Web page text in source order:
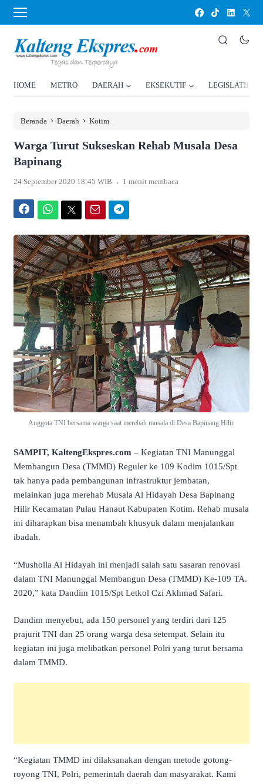
HOME METRO DAERAH EKSEKUTIF LEGISLATIF
Beranda › Daerah › Kotim
Warga Turut Sukseskan Rehab Musala Desa
Bapinang
24 September 2020 18:45 WIB . 1 menit membaca
Anggota TNI bersama warga saat merebah musala di Desa Bapinang Hilir.
SAMPIT, KaltengEkspres.com – Kegiatan TNI Manunggal
Membangun Desa (TMMD) Reguler ke 109 Kodim 1015/Spt
tak hanya pada pembangunan infrastruktur jembatan,
melainkan juga merehab Musala Al Hidayah Desa Bapinang
Hilir Kecamatan Pulau Hanaut Kabupaten Kotim. Rehab musala
ini diharapkan bisa menambah khusyuk dalam menjalankan
ibadah.
“Musholla Al Hidayah ini menjadi salah satu sasaran renovasi
dalam TNI Manunggal Membangun Desa (TMMD) Ke-109 TA.
2020,” kata Dandim 1015/Spt Letkol Czi Akhmad Safari.
Dandim menyebut, ada 150 personel yang terdiri dari 125
prajurit TNI dan 25 orang warga desa setempat. Selain itu
kegiatan ini juga melibatkan personel Polri yang turut bersama
dalam TMMD.
“Kegiatan TMMD ini dilaksanakan dengan metode gotong-
royong TNI, Polri, pemerintah daerah dan masyarakat. Kami